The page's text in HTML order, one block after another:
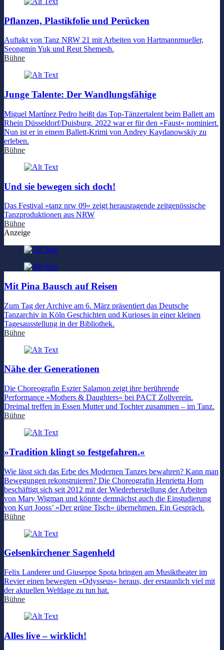
Pflanzen, Plastikfolie und Perücken
Auftakt von Tanz NRW 21 mit Arbeiten von Hartmannmueller,
Seongmin Yuk und Reut Shemesh.
Bühne
Junge Talente: Der Wandlungsfähige
Miguel Martínez Pedro heißt das Top-Tänzertalent beim Ballett am
Rhein Düsseldorf/Duisburg. 2022 war er für den »Faust« nominiert.
Nun ist er in einem Ballett-Krimi von Andrey Kaydanowskiy zu
erleben.
Bühne
Und sie bewegen sich doch!
Das Festival »tanz nrw 09« zeigt herausragende zeitgenössische
Tanzproduktionen aus NRW
Bühne
Anzeige
Mit Pina Bausch auf Reisen
Zum Tag der Archive am 6. März präsentiert das Deutsche
Tanzarchiv in Köln Geschichten und Kurioses in einer kleinen
Tagesausstellung in der Bibliothek.
Bühne
Nähe der Generationen
Die Choreografin Eszter Salamon zeigt ihre berührende
Performance »Mothers & Daughters« bei PACT Zollverein.
Dreimal treffen in Essen Mutter und Tochter zusammen – im Tanz.
Bühne
»Tradition klingt so festgefahren.«
Wie lässt sich das Erbe des Modernen Tanzes bewahren? Kann man
Bewegungen rekonstruieren? Die Choreografin Henrietta Horn
beschäftigt sich seit 2012 mit der Wiederherstellung der Arbeiten
von Mary Wigman und könnte demnächst auch die Einstudierung
von Kurt Jooss’ »Der grüne Tisch« übernehmen. Ein Gespräch.
Bühne
Gelsenkirchener Sagenheld
Felix Landerer und Giuseppe Spota bringen am Musiktheater im
Revier einen bewegten »Odysseus« heraus, der erstaunlich viel mit
der aktuellen Weltlage zu tun hat.
Bühne
Alles live – wirklich!